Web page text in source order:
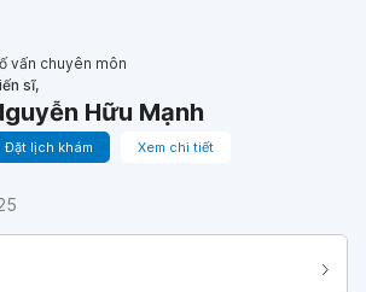
vấn chuyên môn
sĩ,
Hữu Mạnh
Đặt lịch khám Xem chi tiết